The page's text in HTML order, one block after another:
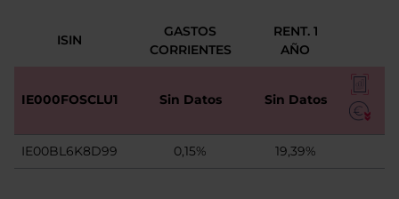
ISIN
GASTOS
CORRIENTES
RENT. 1
AÑO
IE000FOSCLU1 Sin Datos Sin Datos
IE00BL6K8D99 0,15% 19,39%